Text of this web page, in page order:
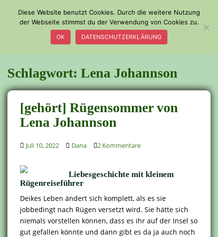
Schlagwort: Lena Johannson
[gehört] Rügensommer von
Lena Johannson
Juli 10, 2022 Dana 2 Kommentare
Liebesgeschichte mit kleinem
Rügenreiseführer
Deikes Leben ändert sich komplett, als es sie
jobbedingt nach Rügen versetzt wird. Sie hätte sich
niemals vorstellen können, dass es ihr auf der Insel so
gut gefallen könnte und dann gibt es da ja auch noch
Diese Website benutzt Cookies. Durch die weitere Nutzung
der Webseite stimmst du der Verwendung von Cookies zu.
OK DATENSCHUTZERKLÄRUNG